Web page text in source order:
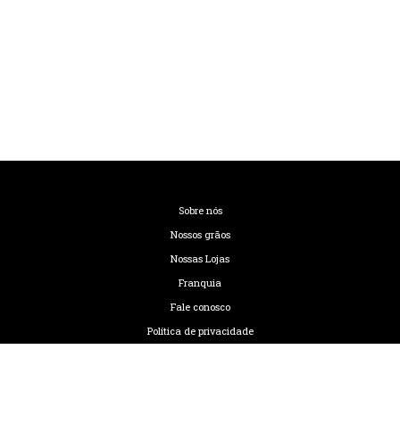
Sobre nós
Nossos grãos
Nossas Lojas
Franquia
Fale conosco
Política de privacidade